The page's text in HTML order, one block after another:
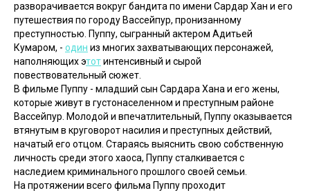
разворачивается вокруг бандита по имени Сардар Хан и его
путешествия по городу Вассейпур, пронизанному
преступностью. Пуппу, сыгранный актером Адитьей
Кумаром, - один из многих захватывающих персонажей,
наполняющих этот интенсивный и сырой
повествовательный сюжет.
В фильме Пуппу - младший сын Сардара Хана и его жены,
которые живут в густонаселенном и преступным районе
Вассейпур. Молодой и впечатлительный, Пуппу оказывается
втянутым в круговорот насилия и преступных действий,
начатый его отцом. Стараясь выяснить свою собственную
личность среди этого хаоса, Пуппу сталкивается с
наследием криминального прошлого своей семьи.
На протяжении всего фильма Пуппу проходит